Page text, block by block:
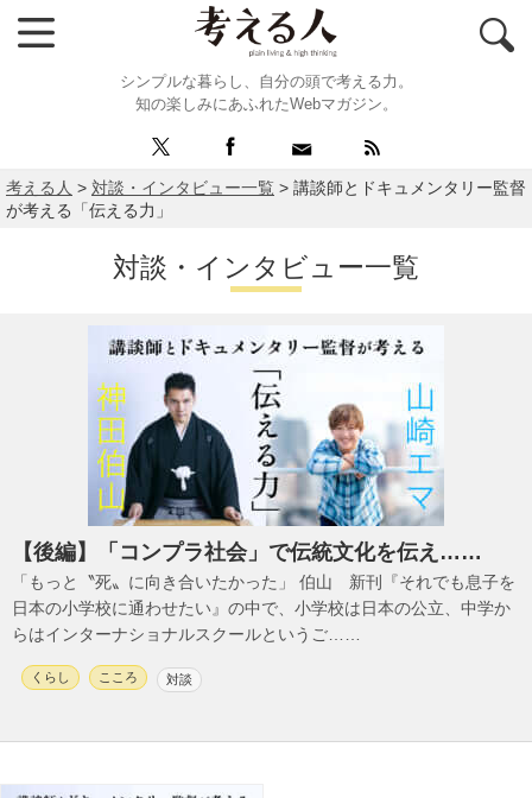
シンプルな暮らし、自分の頭で考える力。
知の楽しみにあふれたWebマガジン。
考える人 > 対談・インタビュー一覧 > 講談師とドキュメンタリー監督
が考える「伝える力」
対談・インタビュー一覧
【後編】「コンプラ社会」で伝統文化を伝え……
「もっと〝死〟に向き合いたかった」 伯山 新刊『それでも息子を
日本の小学校に通わせたい』の中で、小学校は日本の公立、中学か
らはインターナショナルスクールというご……
くらし こころ 対談